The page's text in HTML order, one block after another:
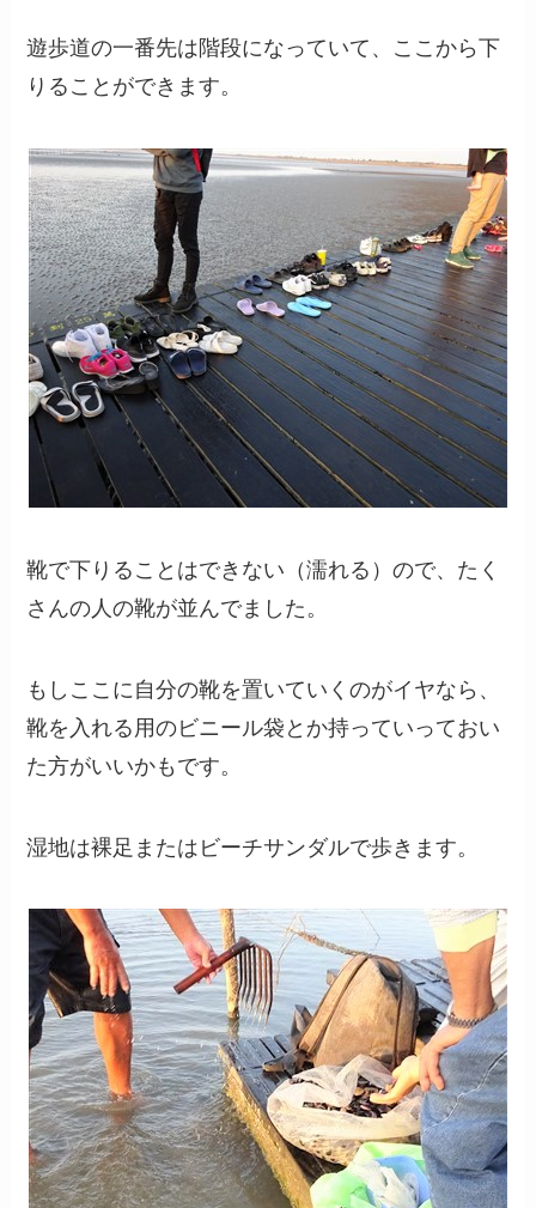
遊歩道の一番先は階段になっていて、ここから下
りることができます。
靴で下りることはできない（濡れる）ので、たく
さんの人の靴が並んでました。
もしここに自分の靴を置いていくのがイヤなら、
靴を入れる用のビニール袋とか持っていっておい
た方がいいかもです。
湿地は裸足またはビーチサンダルで歩きます。